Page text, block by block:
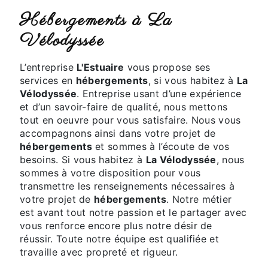
hébergements à La
Vélodyssée
L’entreprise L'Estuaire vous propose ses
services en hébergements, si vous habitez à La
Vélodyssée. Entreprise usant d’une expérience
et d’un savoir-faire de qualité, nous mettons
tout en oeuvre pour vous satisfaire. Nous vous
accompagnons ainsi dans votre projet de
hébergementset sommes à l’écoute de vos
besoins. Si vous habitez à La Vélodyssée, nous
sommes à votre disposition pour vous
transmettre les renseignements nécessaires à
votre projet de hébergements. Notre métier
est avant tout notre passion et le partager avec
vous renforce encore plus notre désir de
réussir. Toute notre équipe est qualifiée et
travaille avec propreté et rigueur.